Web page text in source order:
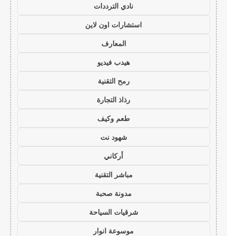
نادي الترددات
استشارات اون لاين
المعارف
هيدب فيديو
رمح التقنية
رذاذ التجارة
طعم وكيف
شهود نت
أركاني
مباشر التقنية
مدونة صحبة
شرقيات السياحة
موسوعة انوار